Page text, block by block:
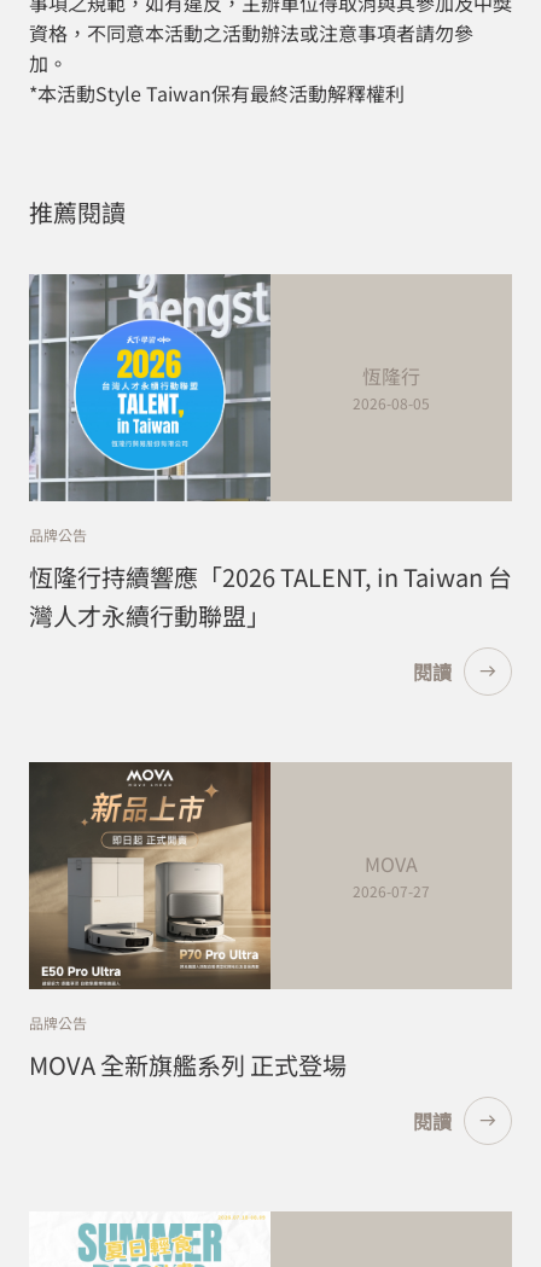
資格，不同意本活動之活動辦法或注意事項者請勿參
加。
*本活動Style Taiwan保有最終活動解釋權利
推薦閱讀
恆隆行
2026-08-05
品牌公告
恆隆行持續響應「2026 TALENT, in Taiwan 台
灣人才永續行動聯盟」
閱讀
MOVA
2026-07-27
品牌公告
MOVA 全新旗艦系列 正式登場
閱讀